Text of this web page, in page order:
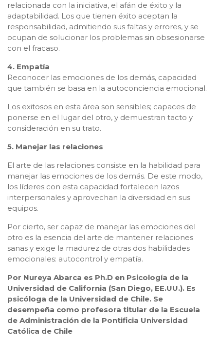
relacionada con la iniciativa, el afán de éxito y la
adaptabilidad. Los que tienen éxito aceptan la
responsabilidad, admitiendo sus faltas y errores, y se
ocupan de solucionar los problemas sin obsesionarse
con el fracaso.
4. Empatía
Reconocer las emociones de los demás, capacidad
que también se basa en la autoconciencia emocional.
Los exitosos en esta área son sensibles; capaces de
ponerse en el lugar del otro, y demuestran tacto y
consideración en su trato.
5. Manejar las relaciones
El arte de las relaciones consiste en la habilidad para
manejar las emociones de los demás. De este modo,
los líderes con esta capacidad fortalecen lazos
interpersonales y aprovechan la diversidad en sus
equipos.
Por cierto, ser capaz de manejar las emociones del
otro es la esencia del arte de mantener relaciones
sanas y exige la madurez de otras dos habilidades
emocionales: autocontrol y empatía.
Por Nureya Abarca es Ph.D en Psicología de la
Universidad de California (San Diego, EE.UU.). Es
psicóloga de la Universidad de Chile. Se
desempeña como profesora titular de la Escuela
de Administración de la Pontificia Universidad
Católica de Chile